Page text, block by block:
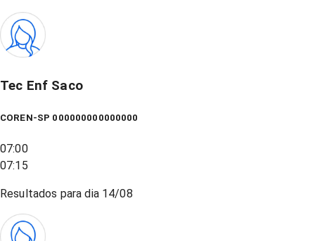
Tec Enf Saco
COREN-SP 000000000000000
07:00
07:15
Resultados para dia 14/08